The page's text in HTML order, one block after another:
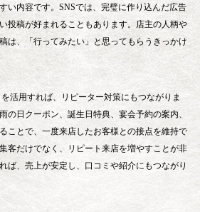
い内容です。SNSでは、完璧に作り込んだ広告
投稿が好まれることもあります。店主の人柄や
は、「行ってみたい」と思ってもらうきっかけ
活用すれば、リピーター対策にもつながりま
の日クーポン、誕生日特典、宴会予約の案内、
ことで、一度来店したお客様との接点を維持で
客だけでなく、リピート来店を増やすことが非
ば、売上が安定し、口コミや紹介にもつながり